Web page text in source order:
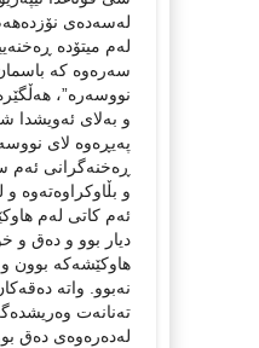
لەسەدەی
لەم میتۆدە
سەرەوە کە
نووسەرە”،
و بەلای ئەویشدا
پەیڕەوە لای
ڕەخنەگرانی ئەم
و بڵاوکراوەتەوە
ئەم کاتی لەم
دیار بوو و دەق و
هاوکێشەکە بوون
نەبوو. واتە
تەنانەت
لەدەرەوەی دەق